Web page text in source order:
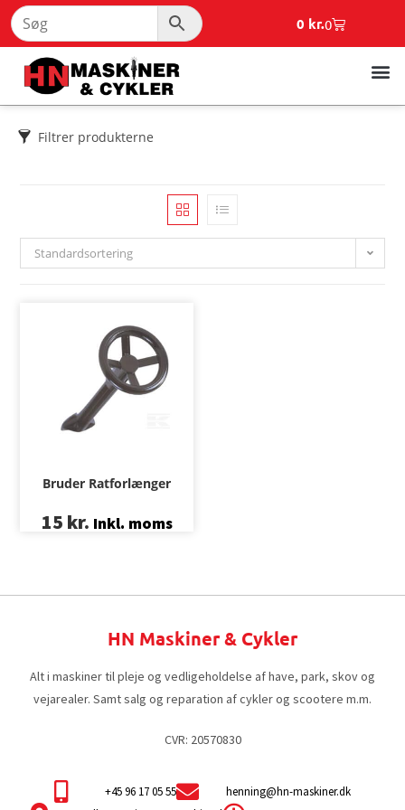
0 kr.0
Filtrer produkterne
Standardsortering
Bruder Ratforlænger
15 kr. Inkl. moms
HN Maskiner & Cykler
Alt i maskiner til pleje og vedligeholdelse af have, park, skov og
vejarealer. Samt salg og reparation af cykler og scootere m.m.
CVR: 20570830
+45 96 17 05 55
henning@hn-maskiner.dk